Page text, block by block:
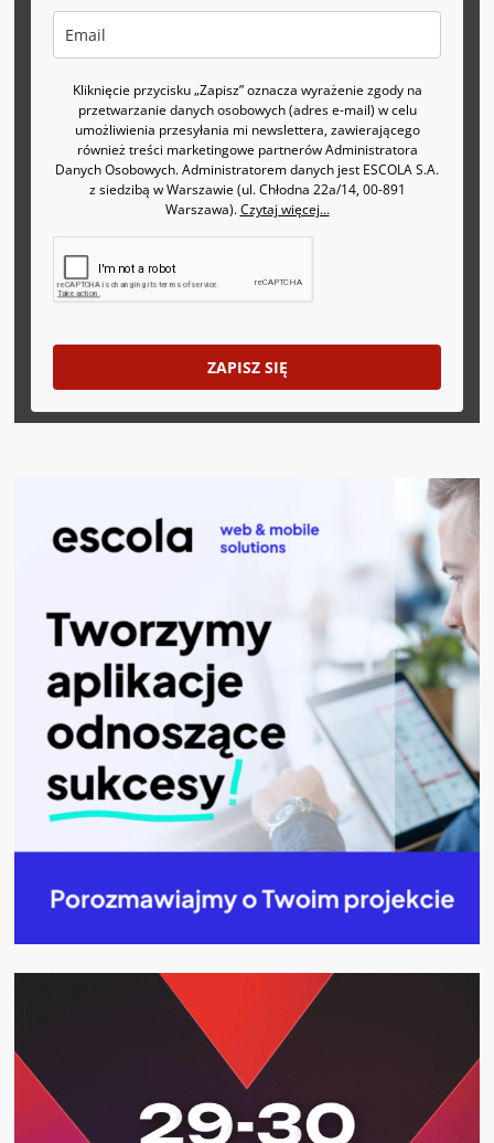
Kliknięcie przycisku „Zapisz” oznacza wyrażenie zgody na
przetwarzanie danych osobowych (adres e-mail) w celu
umożliwienia przesyłania mi newslettera, zawierającego
również treści marketingowe partnerów Administratora
Danych Osobowych. Administratorem danych jest ESCOLA S.A.
z siedzibą w Warszawie (ul. Chłodna 22a/14, 00-891
Warszawa).Czytaj więcej...
ZAPISZ SIĘ